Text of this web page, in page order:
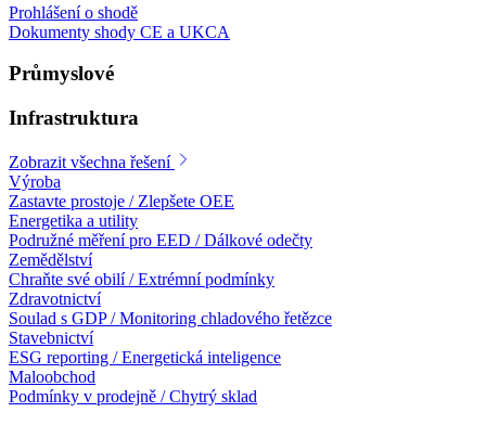
Prohlášení o shodě
Dokumenty shody CE a UKCA
Průmyslové
Infrastruktura
Zobrazit všechna řešení
Výroba
Zastavte prostoje / Zlepšete OEE
Energetika a utility
Podružné měření pro EED / Dálkové odečty
Zemědělství
Chraňte své obilí / Extrémní podmínky
Zdravotnictví
Soulad s GDP / Monitoring chladového řetězce
Stavebnictví
ESG reporting / Energetická inteligence
Maloobchod
Podmínky v prodejně / Chytrý sklad